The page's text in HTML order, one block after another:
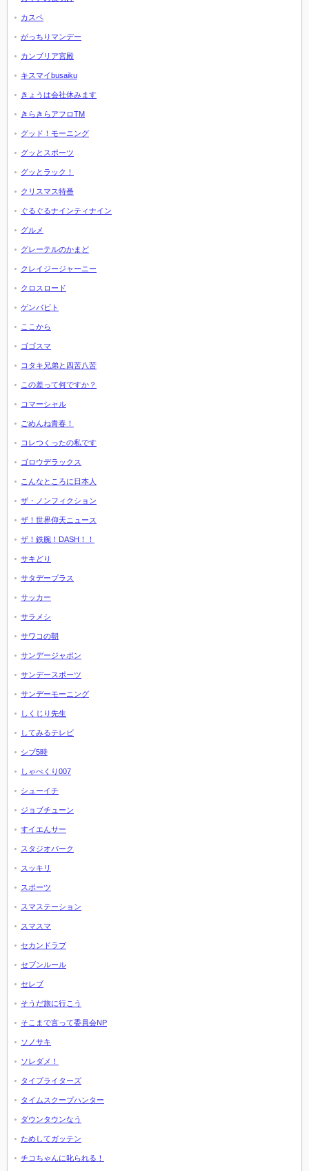
カスペ
がっちりマンデー
カンブリア宮殿
キスマイbusaiku
きょうは会社休みます
きらきらアフロTM
グッド！モーニング
グッとスポーツ
グッとラック！
クリスマス特番
ぐるぐるナインティナイン
グルメ
グレーテルのかまど
クレイジージャーニー
クロスロード
ゲンバビト
ここから
ゴゴスマ
コタキ兄弟と四苦八苦
この差って何ですか？
コマーシャル
ごめんね青春！
コレつくったの私です
ゴロウデラックス
こんなところに日本人
ザ・ノンフィクション
ザ！世界仰天ニュース
ザ！鉄腕！DASH！！
サキどり
サタデープラス
サッカー
サラメシ
サワコの朝
サンデージャポン
サンデースポーツ
サンデーモーニング
しくじり先生
してみるテレビ
シブ5時
しゃべくり007
シューイチ
ジョブチューン
すイエんサー
スタジオパーク
スッキリ
スポーツ
スマステーション
スマスマ
セカンドラブ
セブンルール
セレブ
そうだ旅に行こう
そこまで言って委員会NP
ソノサキ
ソレダメ！
タイプライターズ
タイムスクープハンター
ダウンタウンなう
ためしてガッテン
チコちゃんに叱られる！